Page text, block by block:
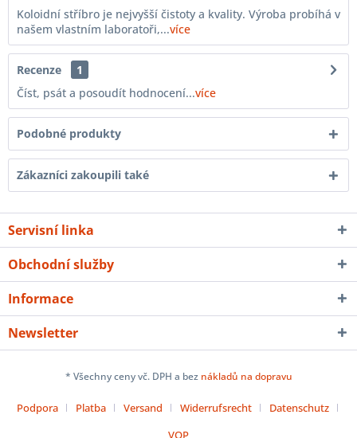
Koloidní stříbro je nejvyšší čistoty a kvality. Výroba probíhá v
našem vlastním laboratoři,...více
Recenze
1
Číst, psát a posoudít hodnocení...více
Podobné produkty
Zákazníci zakoupili také
Servisní linka
Obchodní služby
Informace
Newsletter
* Všechny ceny vč. DPH a bez nákladů na dopravu
Podpora Platba Versand Widerrufsrecht
Datenschutz
VOP